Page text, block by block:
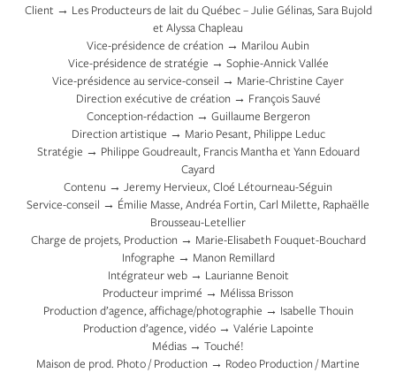
Client → Les Producteurs de lait du Québec – Julie Gélinas, Sara Bujold
et Alyssa Chapleau
Vice-présidence de création → Marilou Aubin
Vice-présidence de stratégie → Sophie-Annick Vallée
Vice-présidence au service-conseil → Marie-Christine Cayer
Direction exécutive de création → François Sauvé
Conception-rédaction → Guillaume Bergeron
Direction artistique → Mario Pesant, Philippe Leduc
Stratégie → Philippe Goudreault, Francis Mantha et Yann Edouard
Cayard
Contenu → Jeremy Hervieux, Cloé Létourneau-Séguin
Service-conseil → Émilie Masse, Andréa Fortin, Carl Milette, Raphaëlle
Brousseau-Letellier
Charge de projets, Production → Marie-Elisabeth Fouquet-Bouchard
Infographe → Manon Remillard
Intégrateur web → Laurianne Benoit
Producteur imprimé → Mélissa Brisson
Production d’agence, affichage/photographie → Isabelle Thouin
Production d’agence, vidéo → Valérie Lapointe
Médias → Touché!
Maison de prod. Photo / Production → Rodeo Production / Martine